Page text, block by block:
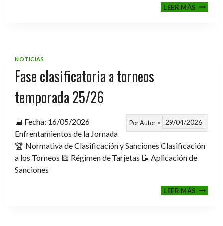
LEER MÁSCENA-
NOTICIAS
Fase clasificatoria a torneos
temporada 25/26
PorAutor 29/04/2026
📅 Fecha: 16/05/2026
Enfrentamientos de la Jornada
🏆 Normativa de Clasificación y Sanciones Clasificación
a los Torneos 🟨 Régimen de Tarjetas 📝 Aplicación de
Sanciones
LEER MÁSFASE